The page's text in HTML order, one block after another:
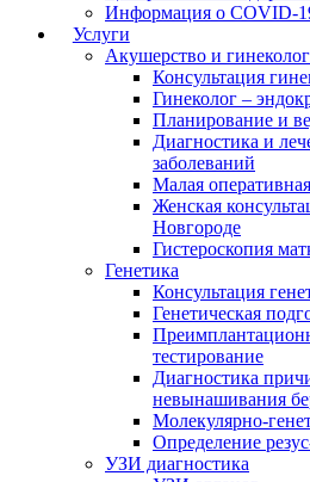
Информация о COVID-
Услуги
Акушерство и
Консультация
Гинеколог –
Планирование и
Диагностика и
заболеваний
Малая
Женская
Новгороде
Гистероскопия
Генетика
Консультация
Генетическая
тестирование
Диагностика
невынашивания
Молекулярно-
Определение
УЗИ диагностика